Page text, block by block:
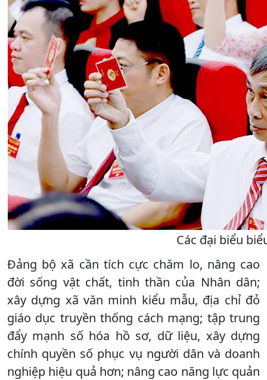
Các đại biểu
Đảng bộ xã cần tích cực chăm lo, nâng cao
đời sống vật chất, tinh thần của Nhân dân;
xây dựng xã văn minh kiểu mẫu, địa chỉ đỏ
giáo dục truyền thống cách mạng; tập trung
đẩy mạnh số hóa hồ sơ, dữ liệu, xây dựng
chính quyền số phục vụ người dân và doanh
nghiệp hiệu quả hơn; nâng cao năng lực quản